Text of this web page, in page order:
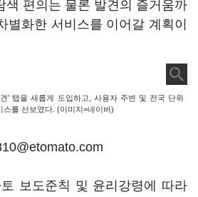
색 편의는 물론 발견의 즐거움까
별화한 서비스를 이어갈 계획이
’ 탭을 새롭게 도입하고, 사용자 주변 및 전국 단위
를 선보였다. (이미지=네이버)
보도준칙 및 윤리강령에 따라